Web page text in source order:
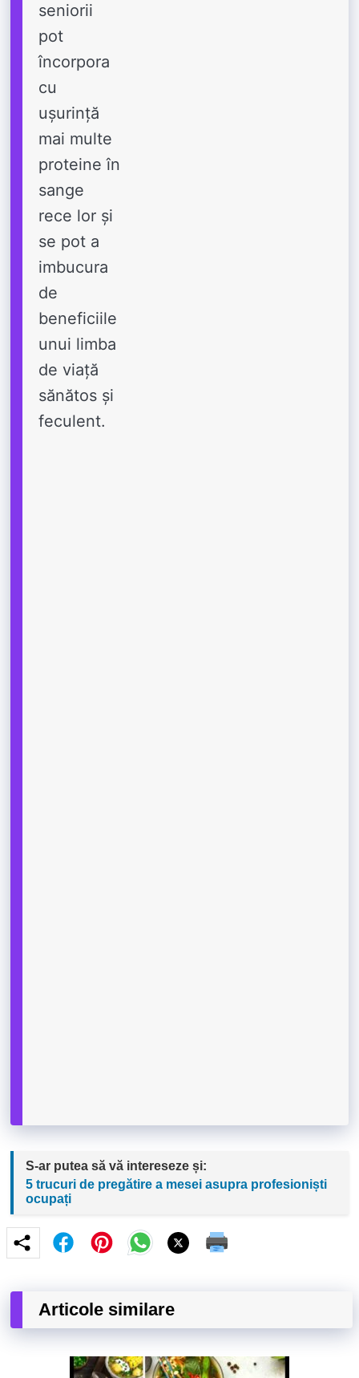
seniorii
pot
încorpora
cu
ușurință
mai multe
proteine ​​în
sange
rece lor și
se pot a
imbucura
de
beneficiile
unui limba
de viață
sănătos și
feculent.
S-ar putea să vă intereseze și:
5 trucuri de pregătire a mesei asupra profesioniști
ocupați
Articole similare